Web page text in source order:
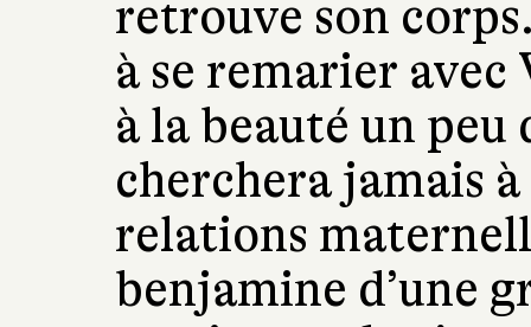
retrouve son
à se remarier
à la beauté un
cherchera jamais
relations
benjamine d’une